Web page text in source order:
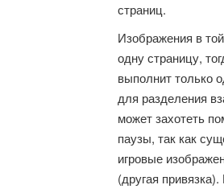
страниц.
Изображения в
одну страницу,
выполнит только
для разделения
может захотеть
паузы, так как
игровые
(другая